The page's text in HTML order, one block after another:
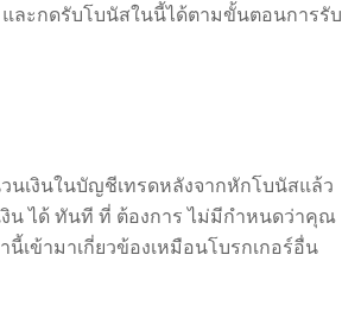
ละกดรับโบนัสในนี้ได้ตามขั้นตอนการรับ
นเงินในบัญชีเทรดหลังจากหักโบนัสแล้ว
น ได้ ทันที ที่ ต้องการ ไม่มีกำหนดว่าคุณ
เข้ามาเกี่ยวข้องเหมือนโบรกเกอร์อื่น